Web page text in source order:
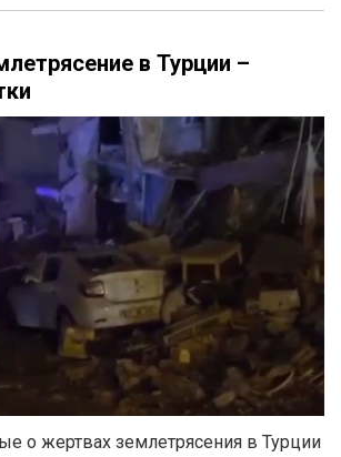
в Турции –
о жертвах землетрясения в Турции